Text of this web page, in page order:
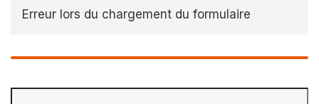
Erreur lors du chargement du formulaire